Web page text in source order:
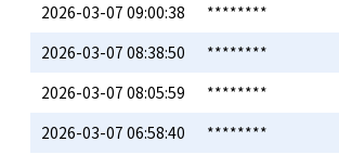
2026-03-07 09:00:38
********
2026-03-07 08:38:50
********
2026-03-07 08:05:59
********
2026-03-07 06:58:40
********